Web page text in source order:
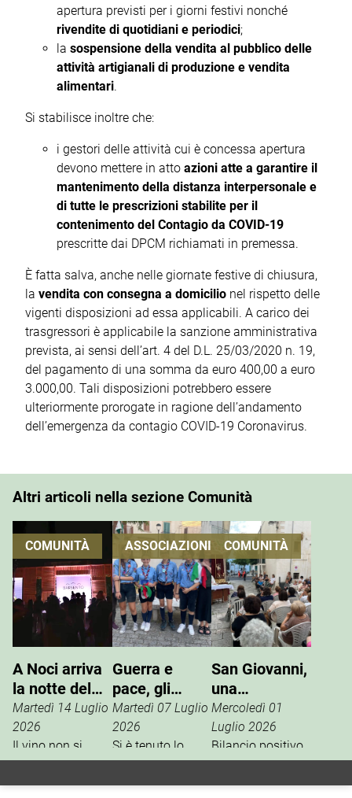
apertura previsti per i giorni festivi nonché
rivendite di quotidiani e periodici;
la sospensione della vendita al pubblico delle
attività artigianali di produzione e vendita
alimentari.
Si stabilisce inoltre che:
i gestori delle attività cui è concessa apertura
devono mettere in atto azioni atte a garantire il
mantenimento della distanza interpersonale e
di tutte le prescrizioni stabilite per il
contenimento del Contagio da COVID-19
prescritte dai DPCM richiamati in premessa.
È fatta salva, anche nelle giornate festive di chiusura,
la vendita con consegna a domicilio nel rispetto delle
vigenti disposizioni ad essa applicabili. A carico dei
trasgressori è applicabile la sanzione amministrativa
prevista, ai sensi dell’art. 4 del D.L. 25/03/2020 n. 19,
del pagamento di una somma da euro 400,00 a euro
3.000,00. Tali disposizioni potrebbero essere
ulteriormente prorogate in ragione dell’andamento
dell’emergenza da contagio COVID-19 Coronavirus.
Altri articoli nella sezione Comunità
COMUNITÀ
A Noci arriva
la notte del
vino che si
vive
Martedì 14 Luglio
2026
Il vino non si
degusta. Si vive.
È questo il
ASSOCIAZIONI
Guerra e
pace, gli
Scout
incontrano
l’ANPI
Martedì 07 Luglio
2026
Si è tenuto lo
scorso 27 giugno
un incontro tra
COMUNITÀ
San Giovanni,
una
tradizione che
si rinnova
Mercoledì 01
Luglio 2026
Bilancio positivo,
la scorsa
settimana, per i